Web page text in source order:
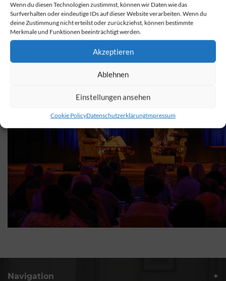
Wenn du diesen Technologien zustimmst, können wir Daten wie das
Surfverhalten oder eindeutige IDs auf dieser Website verarbeiten. Wenn du
deine Zustimmung nicht erteilst oder zurückziehst, können bestimmte
Merkmale und Funktionen beeinträchtigt werden.
Akzeptieren
Ablehnen
Einstellungen ansehen
Cookie PolicyDatenschutzerklärungImpressum
Navigation